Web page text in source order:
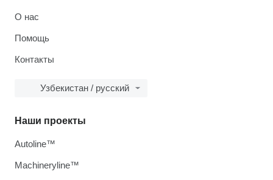
О нас
Помощь
Контакты
Узбекистан / русский
Наши проекты
Autoline™
Machineryline™